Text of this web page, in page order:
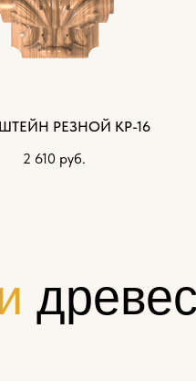
РЕЗНОЙ КР-16
2 610 руб.